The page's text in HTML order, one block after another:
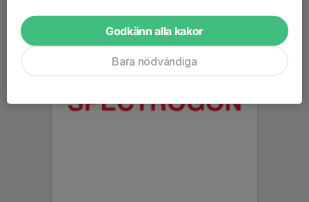
Godkänn alla kakor
Bara nödvändiga